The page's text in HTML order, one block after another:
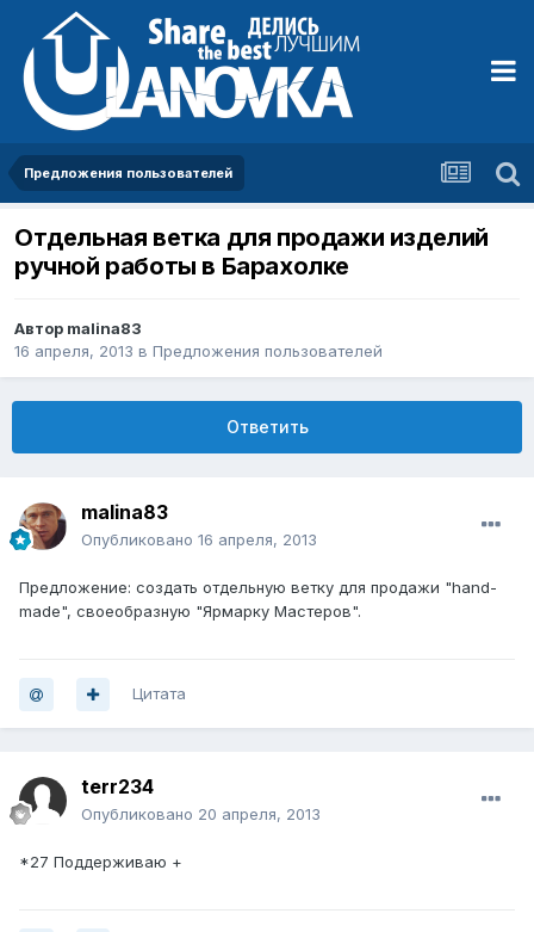
Предложения пользователей
Отдельная ветка для продажи изделий
ручной работы в Барахолке
Автор malina83
16 апреля, 2013 в Предложения пользователей
Ответить
malina83
Опубликовано 16 апреля, 2013
Предложение: создать отдельную ветку для продажи "hand-
made", своеобразную "Ярмарку Мастеров".
Цитата
terr234
Опубликовано 20 апреля, 2013
*27 Поддерживаю +